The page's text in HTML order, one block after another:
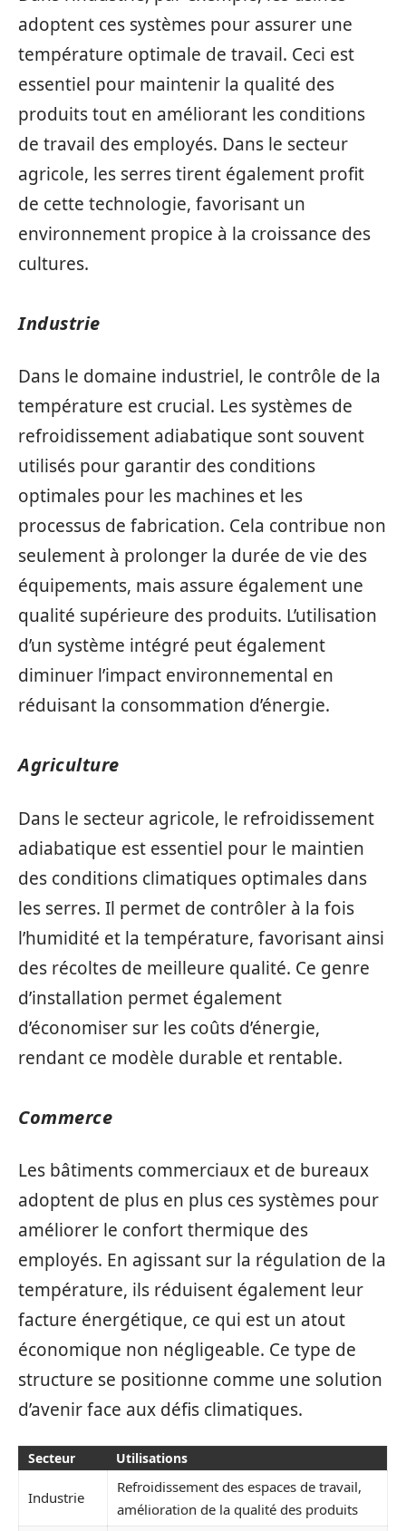
adoptent ces systèmes pour assurer une
température optimale de travail. Ceci est
essentiel pour maintenir la qualité des
produits tout en améliorant les conditions
de travail des employés. Dans le secteur
agricole, les serres tirent également profit
de cette technologie, favorisant un
environnement propice à la croissance des
cultures.
Industrie
Dans le domaine industriel, le contrôle de la
température est crucial. Les systèmes de
refroidissement adiabatique sont souvent
utilisés pour garantir des conditions
optimales pour les machines et les
processus de fabrication. Cela contribue non
seulement à prolonger la durée de vie des
équipements, mais assure également une
qualité supérieure des produits. L’utilisation
d’un système intégré peut également
diminuer l’impact environnemental en
réduisant la consommation d’énergie.
Agriculture
Dans le secteur agricole, le refroidissement
adiabatique est essentiel pour le maintien
des conditions climatiques optimales dans
les serres. Il permet de contrôler à la fois
l’humidité et la température, favorisant ainsi
des récoltes de meilleure qualité. Ce genre
d’installation permet également
d’économiser sur les coûts d’énergie,
rendant ce modèle durable et rentable.
Commerce
Les bâtiments commerciaux et de bureaux
adoptent de plus en plus ces systèmes pour
améliorer le confort thermique des
employés. En agissant sur la régulation de la
température, ils réduisent également leur
facture énergétique, ce qui est un atout
économique non négligeable. Ce type de
structure se positionne comme une solution
d’avenir face aux défis climatiques.
Secteur Utilisations
Industrie
Refroidissement des espaces de travail,
amélioration de la qualité des produits